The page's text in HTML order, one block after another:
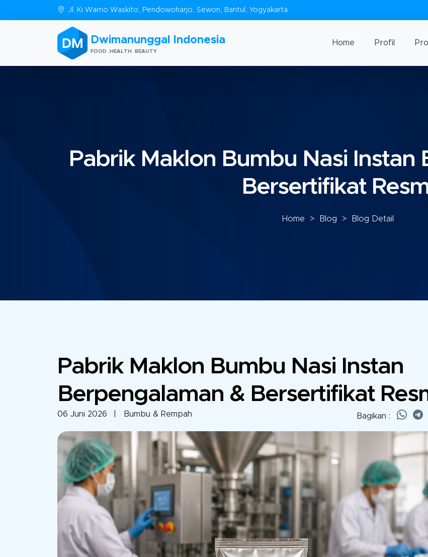
Jl. Ki Warno Waskito, Pendowoharjo, Sewon, Bantul, Yogyakarta
Dwimanunggal Indonesia
FOOD .HEALTH .BEAUTY
Home Profil
Pabrik Maklon Bumbu Nasi Instan
Bersertifikat
Home > Blog > Blog Detail
Pabrik Maklon Bumbu Nasi Instan
Berpengalaman & Bersertifikat
06 Juni 2026 | Bumbu & Rempah Bagikan :